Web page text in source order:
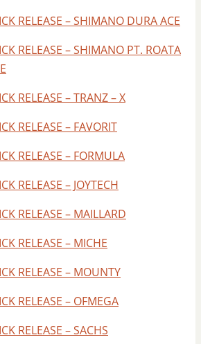
RELEASE – SHIMANO DURA ACE
RELEASE – SHIMANO PT. ROATA
RELEASE – TRANZ – X
RELEASE – FAVORIT
RELEASE – FORMULA
RELEASE – JOYTECH
RELEASE – MAILLARD
RELEASE – MICHE
RELEASE – MOUNTY
RELEASE – OFMEGA
RELEASE – SACHS